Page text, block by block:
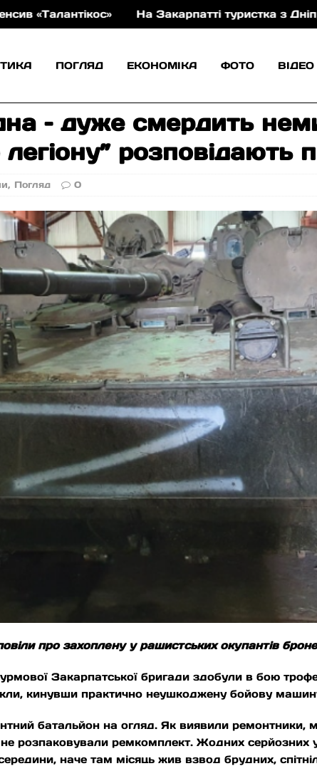
Закарпатті туристка з Дніпра травмувала ногу
ПОГЛЯД ЕКОНОМІКА ФОТО ВІДЕО
– дуже смердить
розповідають
, Погляд 0
про захоплену у рашистських окупантів
Закарпатської бригади здобули в бою
кинувши практично неушкоджену бойову
батальйон на огляд. Як виявили ремонтники,
розпаковували ремкомплект. Жодних
наче там місяць жив взвод брудних,